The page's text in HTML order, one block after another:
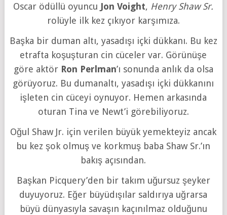
Oscar ödüllü oyuncu Jon Voight, Henry Shaw Sr.
rolüyle ilk kez çıkıyor karşımıza.
Başka bir duman altı, yasadışı içki dükkanı. Bu kez
etrafta koşuşturan cin cüceler var. Görünüşe
göre aktör Ron Perlman’ı sonunda anlık da olsa
görüyoruz. Bu dumanaltı, yasadışı içki dükkanını
işleten cin cüceyi oynuyor. Hemen arkasında
oturan Tina ve Newt’i görebiliyoruz.
Oğul Shaw Jr. için verilen büyük yemekteyiz ancak
bu kez şok olmuş ve korkmuş baba Shaw Sr.’ın
bakış açısından.
Başkan Picquery’den bir takım uğursuz şeyker
duyuyoruz. Eğer büyüdışılar saldırıya uğrarsa
büyü dünyasıyla savaşın kaçınılmaz olduğunu